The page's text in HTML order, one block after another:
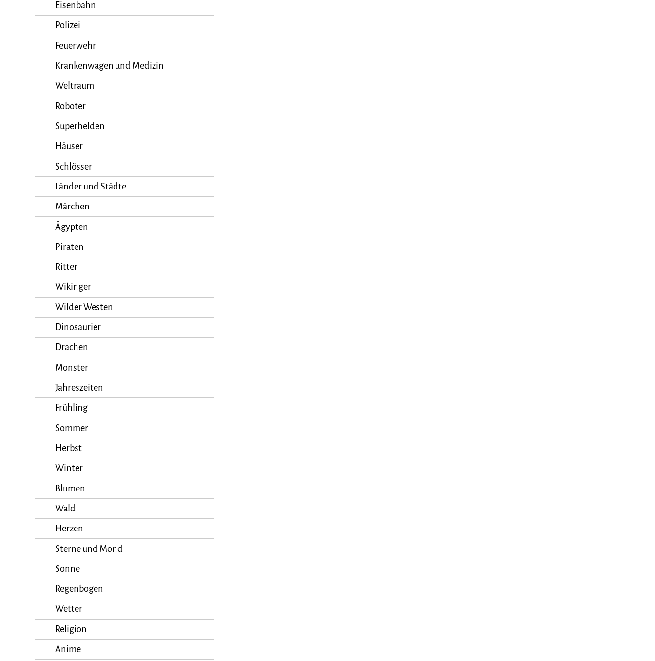
Eisenbahn
Polizei
Feuerwehr
Krankenwagen und Medizin
Weltraum
Roboter
Superhelden
Häuser
Schlösser
Länder und Städte
Märchen
Ägypten
Piraten
Ritter
Wikinger
Wilder Westen
Dinosaurier
Drachen
Monster
Jahreszeiten
Frühling
Sommer
Herbst
Winter
Blumen
Wald
Herzen
Sterne und Mond
Sonne
Regenbogen
Wetter
Religion
Anime